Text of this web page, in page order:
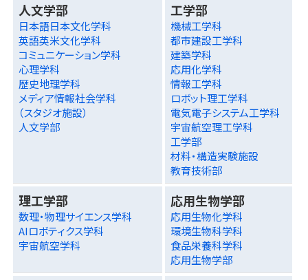
人文学部
日本語日本文化学科
英語英米文化学科
コミュニケーション学科
心理学科
歴史地理学科
メディア情報社会学科
（スタジオ施設）
人文学部
工学部
機械工学科
都市建設工学科
建築学科
応用化学科
情報工学科
ロボット理工学科
電気電子システム工学科
宇宙航空理工学科
工学部
材料・構造実験施設
教育技術部
理工学部
数理・物理サイエンス学科
AIロボティクス学科
宇宙航空学科
応用生物学部
応用生物化学科
環境生物科学科
食品栄養科学科
応用生物学部